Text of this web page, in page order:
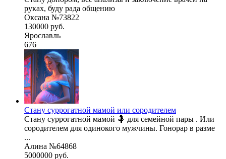
руках, буду рада общению
Оксана №73822
130000 руб.
Ярославль
676
Стану суррогатной мамой или сородителем
Стану суррогатной мамой 🤱 для семейной пары . Или
сородителем для одинокого мужчины. Гонорар в разме
...
Алина №64868
5000000 руб.